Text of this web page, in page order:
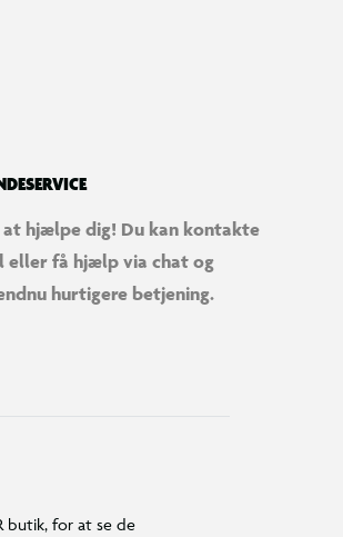
hjælpe dig! Du kan kontakte
eller få hjælp via chat og
hurtigere betjening.
butik, for at se de